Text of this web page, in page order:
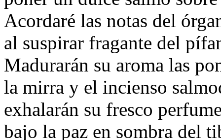
Acordaré las notas del
al suspirar fragante del
Madurarán su aroma las
la mirra y el incienso
exhalarán su fresco
bajo la paz en sombra del